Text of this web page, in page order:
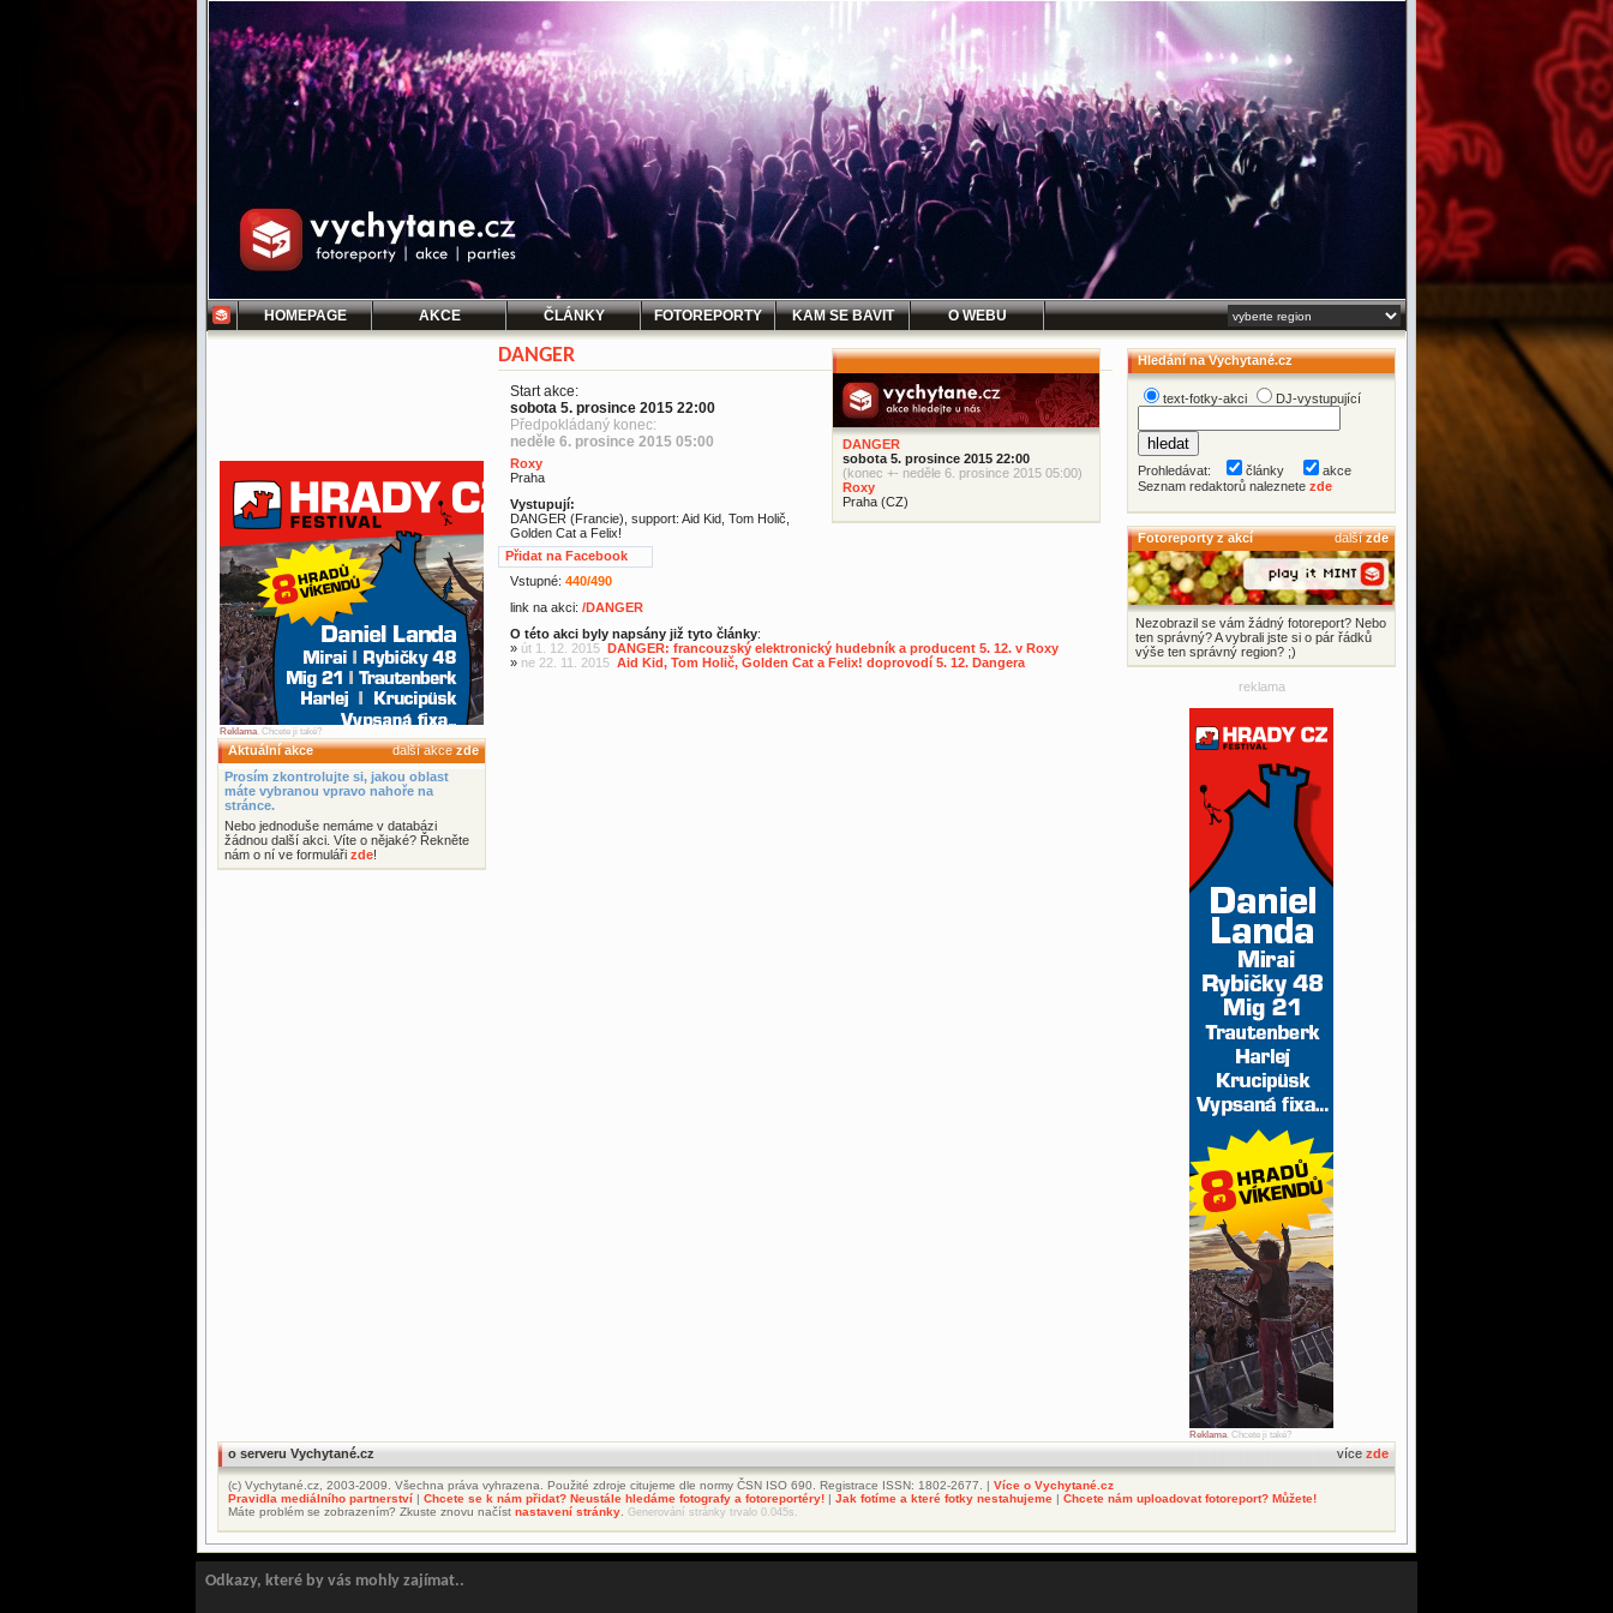
HOMEPAGE AKCE ČLÁNKY FOTOREPORTY KAM SE BAVIT O WEBU
Reklama. Chcete ji také?
Aktuální akce další akcezde
Prosím zkontrolujte si, jakou oblast
máte vybranou vpravo nahoře na
stránce.
Nebo jednoduše nemáme v databázi
žádnou další akci. Víte o nějaké? Řekněte
nám o ní ve formuláři zde!
DANGER
sobota 5. prosince 2015 22:00
(konec +- neděle 6. prosince 2015 05:00)
Roxy
Praha (CZ)
DANGER
Start akce:
sobota 5. prosince 2015 22:00
Předpokládaný konec:
neděle 6. prosince 2015 05:00
Roxy
Praha
Vystupují:
DANGER (Francie), support: Aid Kid, Tom Holič,
Golden Cat a Felix!
Přidat na Facebook
Vstupné: 440/490
link na akci: /DANGER
O této akci byly napsány již tyto články:
» út 1. 12. 2015 DANGER: francouzský elektronický hudebník a producent 5. 12. v Roxy
» ne 22. 11. 2015 Aid Kid, Tom Holič, Golden Cat a Felix! doprovodí 5. 12. Dangera
Hledání na Vychytané.cz
text-fotky-akci DJ-vystupující
Prohledávat: články
akce
Seznam redaktorů naleznete zde
Fotoreporty z akcí dalšízde
Nezobrazil se vám žádný fotoreport? Nebo
ten správný? A vybrali jste si o pár řádků
výše ten správný region? ;)
reklama
Reklama. Chcete ji také?
o serveru Vychytané.cz více zde
(c) Vychytané.cz, 2003-2009. Všechna práva vyhrazena. Použité zdroje citujeme dle normy ČSN ISO 690. Registrace ISSN: 1802-2677. | Více o Vychytané.cz
Pravidla mediálního partnerství | Chcete se k nám přidat? Neustále hledáme fotografy a fotoreportéry! | Jak fotíme a které fotky nestahujeme | Chcete nám uploadovat fotoreport? Můžete!
Máte problém se zobrazením? Zkuste znovu načíst nastavení stránky Generování stránky trvalo 0.045s.
Odkazy, které by vás mohly zajímat..